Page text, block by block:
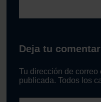
Deja tu
Tu dirección de correo
publicada. Todos los